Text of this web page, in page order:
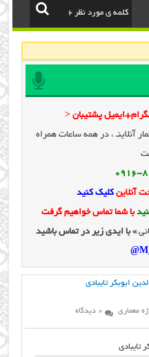
پشتیبان <
آنلاینـ ، در همه ساعات همراه
آنلاینکلیک کنید
با شما تماس خواهیم گرفت
» با ایدی زیر در تماس باشید
ابوبکر تایبادی
معماری 0 دیدگاه
تایبادی